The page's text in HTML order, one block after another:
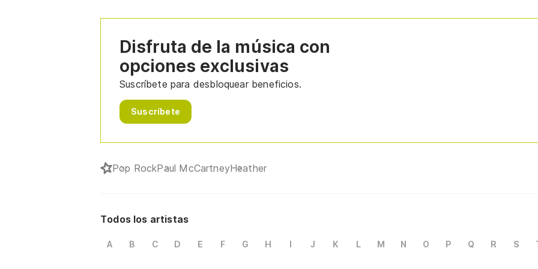
Disfruta de la música con
opciones exclusivas
Suscríbete para desbloquear beneficios.
Suscríbete
Pop RockPaul McCartneyHeather
Todos los artistas
A B C D E F G H I J K L M N O P Q R S